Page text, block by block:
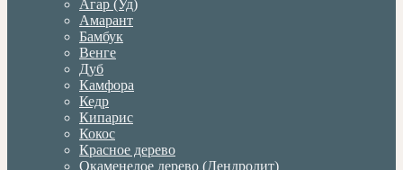
Агар (Уд)
Амарант
Бамбук
Венге
Дуб
Камфора
Кедр
Кипарис
Кокос
Красное дерево
Окаменелое дерево (Дендролит)